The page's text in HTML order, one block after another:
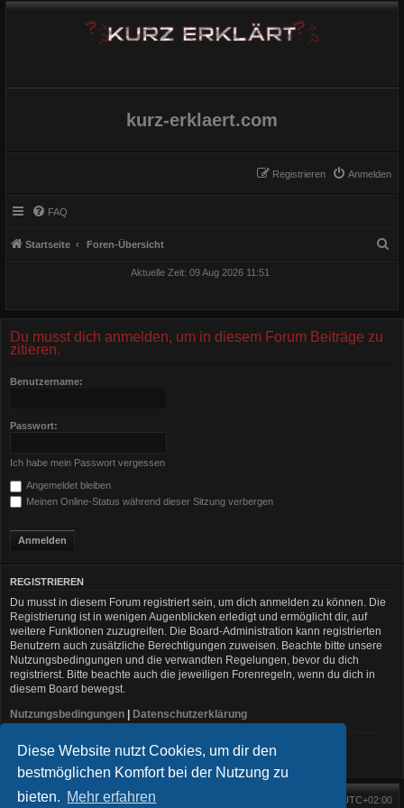
Diese Website nutzt Cookies, um dir den
bestmöglichen Komfort bei der Nutzung zu
bieten. Mehr erfahren
kurz-erklaert.com
Anmelden
Registrieren
FAQ
Startseite Foren-Übersicht
Aktuelle Zeit: 09 Aug 2026 11:51
Du musst dich anmelden, um in diesem Forum Beiträge zu
zitieren.
Benutzername:
Passwort:
Ich habe mein Passwort vergessen
Angemeldet bleiben
Meinen Online-Status während dieser Sitzung verbergen
REGISTRIEREN
Du musst in diesem Forum registriert sein, um dich anmelden zu können. Die
Registrierung ist in wenigen Augenblicken erledigt und ermöglicht dir, auf
weitere Funktionen zuzugreifen. Die Board-Administration kann registrierten
Benutzern auch zusätzliche Berechtigungen zuweisen. Beachte bitte unsere
Nutzungsbedingungen und die verwandten Regelungen, bevor du dich
registrierst. Bitte beachte auch die jeweiligen Forenregeln, wenn du dich in
diesem Board bewegst.
Nutzungsbedingungen | Datenschutzerklärung
Registrieren
Startseite Foren-Übersicht UTC+02:00